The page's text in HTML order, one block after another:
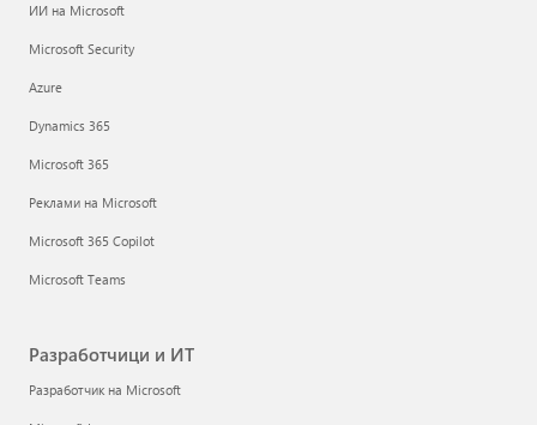
ИИ на Microsoft
Microsoft Security
Azure
Dynamics 365
Microsoft 365
Реклами на Microsoft
Microsoft 365 Copilot
Microsoft Teams
Разработчици и ИТ
Разработчик на Microsoft